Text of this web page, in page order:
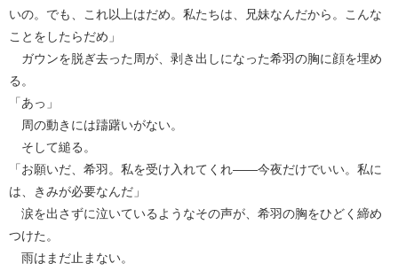
いの。でも、これ以上はだめ。私たちは、兄妹なんだから。こんな
ことをしたらだめ」
ガウンを脱ぎ去った周が、剥き出しになった希羽の胸に顔を埋め
る。
「あっ」
周の動きには躊躇いがない。
そして縋る。
「お願いだ、希羽。私を受け入れてくれ――今夜だけでいい。私に
は、きみが必要なんだ」
涙を出さずに泣いているようなその声が、希羽の胸をひどく締め
つけた。
雨はまだ止まない。